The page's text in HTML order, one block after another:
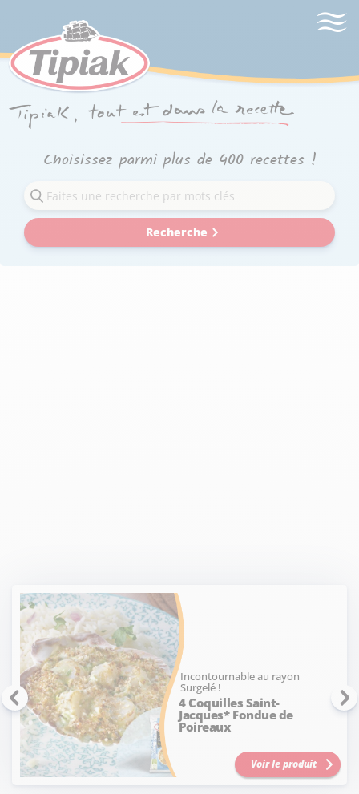
Choisissez parmi plus de 400 recettes !
Recherche
Incontournable au rayon
Surgelé !
4 Coquilles Saint-
Jacques* Fondue de
Poireaux
Voir le produit